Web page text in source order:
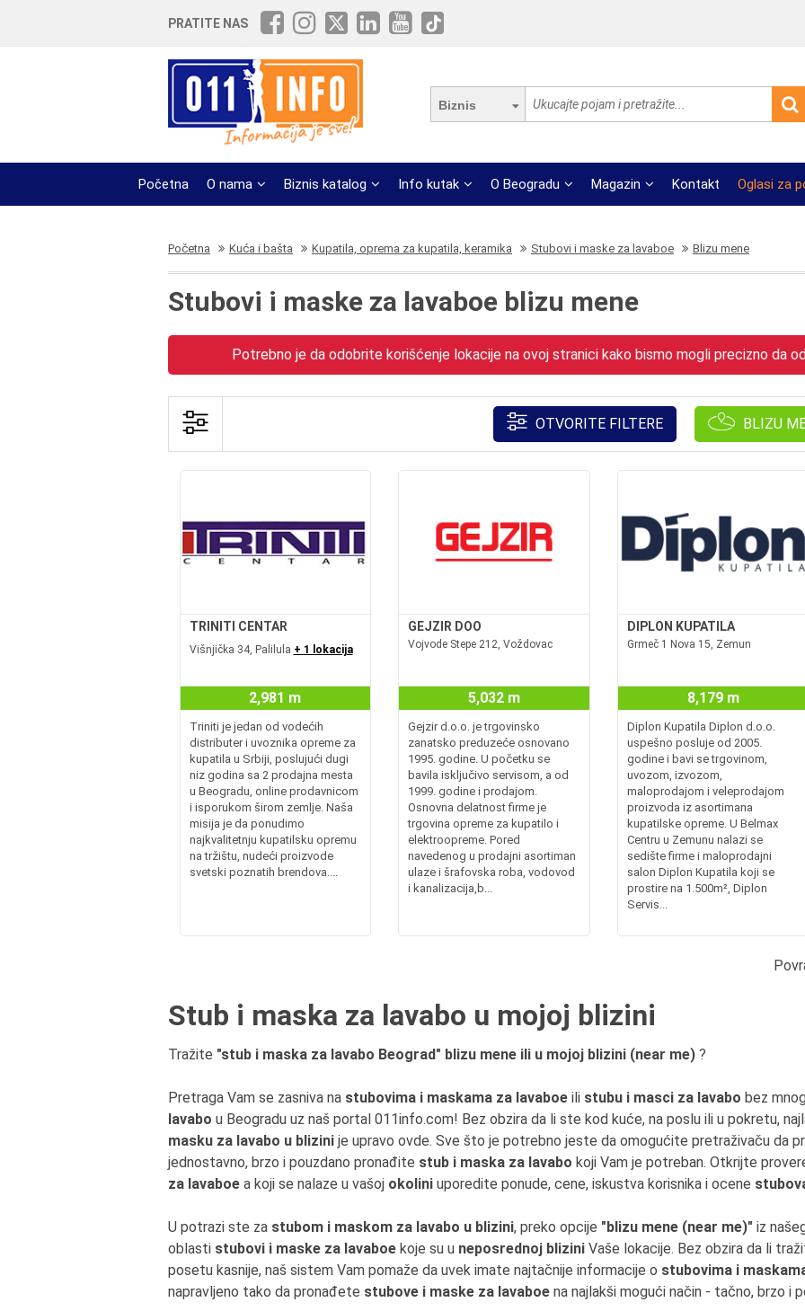
PRATITE NAS
Biznis
Početna O nama Biznis katalog Info kutak O Beogradu Magazin Kontakt Oglasi za
Početna Kuća i bašta Kupatila, oprema za kupatila, keramika Stubovi i maske za lavaboe Blizu mene
Stubovi i maske za lavaboe blizu mene
Potrebno je da odobrite korišćenje lokacije na ovoj stranici kako bismo mogli precizno da
OTVORITE FILTERE BLIZU
TRINITI CENTAR
Višnjička 34, Palilula + 1 lokacija
2,981 m
Triniti je jedan od vodećih
distributer i uvoznika opreme za
kupatila u Srbiji, poslujući dugi
niz godina sa 2 prodajna mesta
u Beogradu, online prodavnicom
i isporukom širom zemlje. Naša
misija je da ponudimo
najkvalitetnju kupatilsku opremu
na tržištu, nudeći proizvode
svetski poznatih brendova....
GEJZIR DOO
Vojvode Stepe 212, Voždovac
5,032 m
Gejzir d.o.o. je trgovinsko
zanatsko preduzeće osnovano
1995. godine. U početku se
bavila isključivo servisom, a od
1999. godine i prodajom.
Osnovna delatnost firme je
trgovina opreme za kupatilo i
elektroopreme. Pored
navedenog u prodajni asortiman
ulaze i šrafovska roba, vodovod
i kanalizacija,b...
DIPLON KUPATILA
Grmeč 1 Nova 15, Zemun
8,179 m
Diplon Kupatila Diplon d.o.o.
uspešno posluje od 2005.
godine i bavi se trgovinom,
uvozom, izvozom,
maloprodajom i veleprodajom
proizvoda iz asortimana
kupatilske opreme. U Belmax
Centru u Zemunu nalazi se
sedište firme i maloprodajni
salon Diplon Kupatila koji se
prostire na 1.500m², Diplon
Servis...
Stub i maska za lavabo u mojoj blizini
Tražite "stub i maska za lavabo Beograd" blizu mene ili u mojoj blizini (near me) ?
Pretraga Vam se zasniva na stubovima i maskama za lavaboe ili stubu i masci za lavabo bez
lavabo u Beogradu uz naš portal 011info.com! Bez obzira da li ste kod kuće, na poslu ili u pokretu,
masku za lavabo u blizini je upravo ovde. Sve što je potrebno jeste da omogućite pretraživaču da
jednostavno, brzo i pouzdano pronađite stub i maska za lavabo koji Vam je potreban. Otkrijte
za lavaboe a koji se nalaze u vašoj okolini uporedite ponude, cene, iskustva korisnika i ocene
U potrazi ste za stubom i maskom za lavabo u blizini, preko opcije "blizu mene (near me)" iz
oblasti stubovi i maske za lavaboe koje su u neposrednoj blizini Vaše lokacije. Bez obzira da li
posetu kasnije, naš sistem Vam pomaže da uvek imate najtačnije informacije o stubovima i
napravljeno tako da pronađete stubove i maske za lavaboe na najlakši mogući način - tačno, brzo i